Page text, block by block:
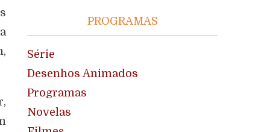
PROGRAMAS
Série
Desenhos Animados
Programas
Novelas